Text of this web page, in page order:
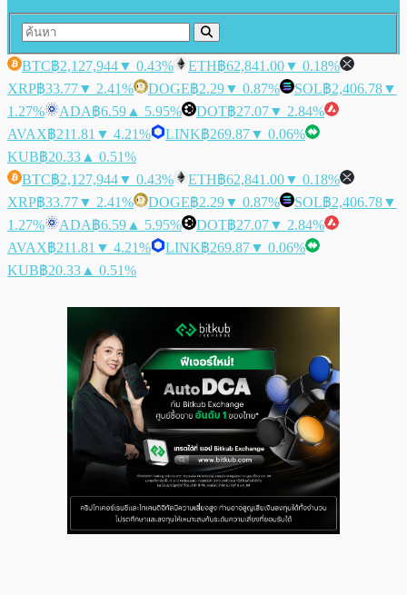
BTC฿2,127,944▼ 0.43% ETH฿62,841.00▼ 0.18%
XRP฿33.77▼ 2.41% DOGE฿2.29▼ 0.87% SOL฿2,406.78▼
1.27%
ADA฿6.59 ▲ 5.95% DOT฿27.07▼ 2.84%
AVAX฿211.81 ▼ 4.21% LINK฿269.87▼ 0.06%
KUB฿20.33 ▲ 0.51%
BTC฿2,127,944▼ 0.43% ETH฿62,841.00▼ 0.18%
XRP฿33.77▼ 2.41% DOGE฿2.29▼ 0.87% SOL฿2,406.78▼
1.27%
ADA฿6.59 ▲ 5.95% DOT฿27.07▼ 2.84%
AVAX฿211.81 ▼ 4.21% LINK฿269.87▼ 0.06%
KUB฿20.33 ▲ 0.51%